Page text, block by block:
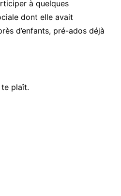
à quelques
dont elle avait
d’enfants, pré-ados déjà
te plaît.